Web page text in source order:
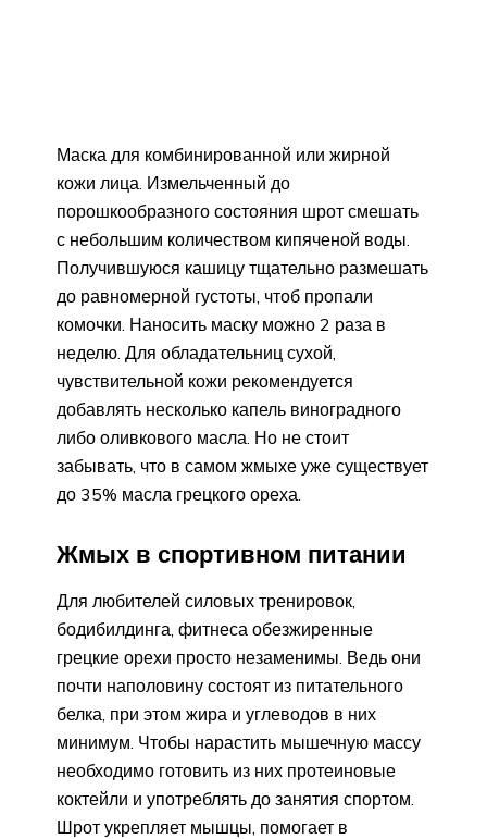
Маска для комбинированной или жирной
кожи лица. Измельченный до
порошкообразного состояния шрот смешать
с небольшим количеством кипяченой воды.
Получившуюся кашицу тщательно размешать
до равномерной густоты, чтоб пропали
комочки. Наносить маску можно 2 раза в
неделю. Для обладательниц сухой,
чувствительной кожи рекомендуется
добавлять несколько капель виноградного
либо оливкового масла. Но не стоит
забывать, что в самом жмыхе уже существует
до 35% масла грецкого ореха.
Жмых в спортивном питании
Для любителей силовых тренировок,
бодибилдинга, фитнеса обезжиренные
грецкие орехи просто незаменимы. Ведь они
почти наполовину состоят из питательного
белка, при этом жира и углеводов в них
минимум. Чтобы нарастить мышечную массу
необходимо готовить из них протеиновые
коктейли и употреблять до занятия спортом.
Шрот укрепляет мышцы, помогает в